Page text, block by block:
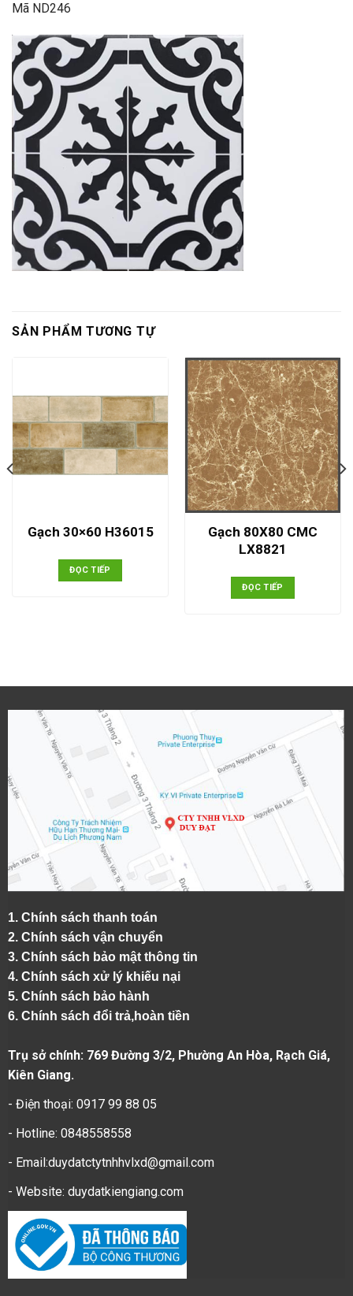
Mã ND246
SẢN PHẨM TƯƠNG TỰ
Gạch 30×60 H36015
ĐỌC TIẾP
Gạch 80X80 CMC
LX8821
ĐỌC TIẾP
1. Chính sách thanh toán
2. Chính sách vận chuyển
3. Chính sách bảo mật thông tin
4. Chính sách xử lý khiếu nại
5. Chính sách bảo hành
6. Chính sách đổi trả,hoàn tiền
Trụ sở chính: 769 Đường 3/2, Phường An Hòa, Rạch Giá,
Kiên Giang.
- Điện thoại: 0917 99 88 05
- Hotline: 0848558558
- Email:duydatctytnhhvlxd@gmail.com
- Website: duydatkiengiang.com